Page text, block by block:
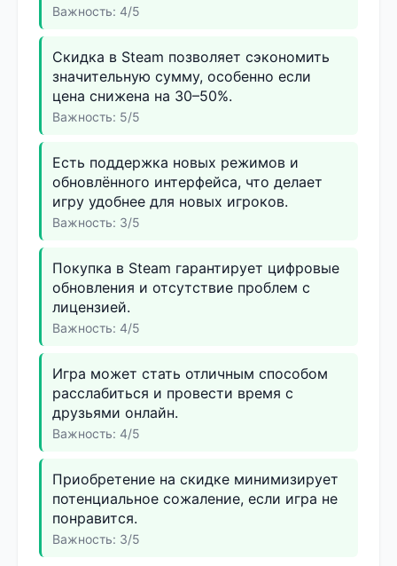
Важность: 4/5
Скидка в Steam позволяет сэкономить
значительную сумму, особенно если
цена снижена на 30–50%.
Важность: 5/5
Есть поддержка новых режимов и
обновлённого интерфейса, что делает
игру удобнее для новых игроков.
Важность: 3/5
Покупка в Steam гарантирует цифровые
обновления и отсутствие проблем с
лицензией.
Важность: 4/5
Игра может стать отличным способом
расслабиться и провести время с
друзьями онлайн.
Важность: 4/5
Приобретение на скидке минимизирует
потенциальное сожаление, если игра не
понравится.
Важность: 3/5